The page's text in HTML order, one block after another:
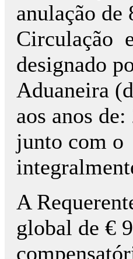
anulação
Circulação
designado
Aduaneira
aos anos
junto com o
A
global de €